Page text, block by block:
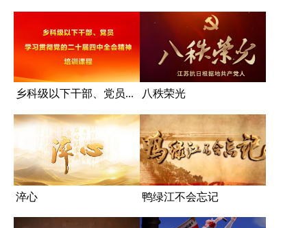
乡科级以下干部、党员... 八秩荣光
淬心 鸭绿江不会忘记